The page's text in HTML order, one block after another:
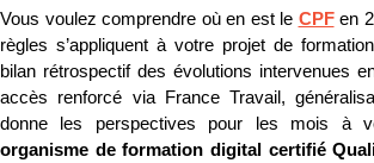
Vous voulez comprendre où en est le CPF en
règles s’appliquent à votre projet de
bilan rétrospectif des évolutions intervenues
accès renforcé via France Travail,
organisme de formation digital certifié